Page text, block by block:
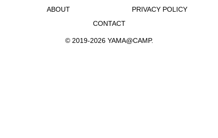
ABOUT
PRIVACY POLICY
CONTACT
© 2019-2026 YAMA@CAMP.